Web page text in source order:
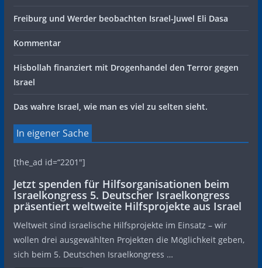
Freiburg und Werder beobachten Israel-Juwel Eli Dasa
Kommentar
Hisbollah finanziert mit Drogenhandel den Terror gegen
Israel
Das wahre Israel, wie man es viel zu selten sieht.
In eigener Sache
[the_ad id=“2201″]
Jetzt spenden für Hilfsorganisationen beim
Israelkongress 5. Deutscher Israelkongress
präsentiert weltweite Hilfsprojekte aus Israel
Weltweit sind israelische Hilfsprojekte im Einsatz – wir
wollen drei ausgewählten Projekten die Möglichkeit geben,
sich beim 5. Deutschen Israelkongress …